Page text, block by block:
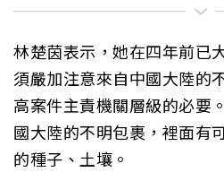
林楚茵表示，她在四年前已
須嚴加注意來自中國大陸的
高案件主責機關層級的必要
國大陸的不明包裹，裡面有
的種子、土壤。